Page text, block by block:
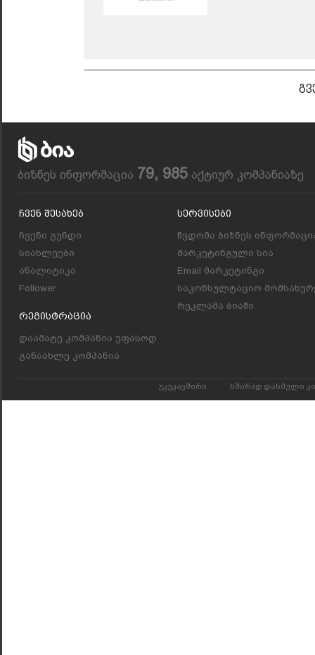
ბიზნეს ინფორმაცია 79, 985 აქტიურ კომპანიაზე
Ჩვენ Შესახებ
ჩვენი გუნდი
სიახლეები
ანალიტიკა
Follower
Რეგისტრაცია
დაამატე კომპანია უფასოდ
განაახლე კომპანია
Სერვისები
წვდომა ბიზნეს
მარკეტინგული სია
Email მარკეტინგი
საკონსულტაციო
რეკლამა ბიაში
უკუკავშირი ხშირად დასმული